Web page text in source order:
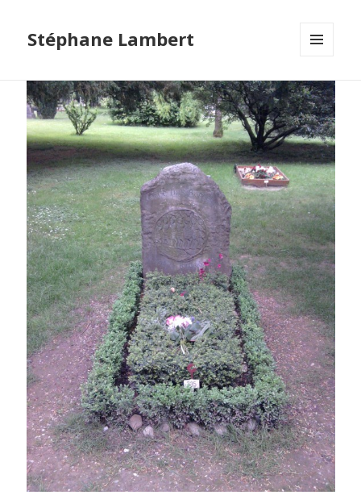
Stéphane Lambert
WIDGETS